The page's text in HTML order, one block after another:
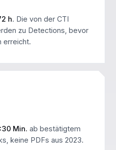
h. Die von der CTI
zu Detections, bevor
erreicht.
Min. ab bestätigtem
keine PDFs aus 2023.